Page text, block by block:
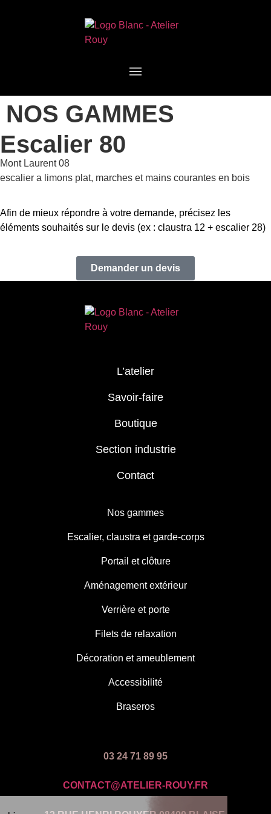
NOS GAMMES
Escalier 80
Mont Laurent 08
escalier a limons plat, marches et mains courantes en bois
Afin de mieux répondre à votre demande, précisez les
éléments souhaités sur le devis (ex : claustra 12 + escalier 28)
Demander un devis
L’atelier
Savoir-faire
Boutique
Section industrie
Contact
Nos gammes
Escalier, claustra et garde-corps
Portail et clôture
Aménagement extérieur
Verrière et porte
Filets de relaxation
Décoration et ameublement
Accessibilité
Braseros
03 24 71 89 95
CONTACT@ATELIER-ROUY.FR